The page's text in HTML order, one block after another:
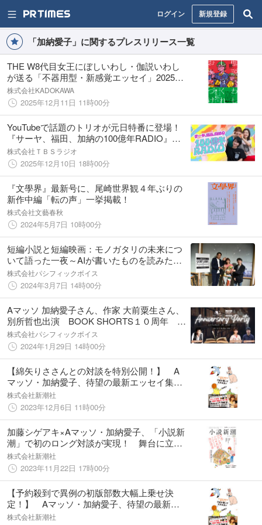
ログイン 新規登録
「加納愛子」に関するプレスリリース一覧
THE W8代目女王にぼしいわし・伽説いわし
が送る「不器用型・新感覚エッセイ」2025年
12月11日（木）発売！ 朝井リョウさん推薦！
株式会社KADOKAWA
2025年12月11日 11時00分
YouTubeで話題のトリオが元日特番に登場！
『サーヤ、福田、加納の100億年RADIO』
2026年1月1日（木）19:00より放送決定！
株式会社ＴＢＳラジオ
2025年12月10日 18時00分
『文學界』最新号に、尾崎世界観４年ぶりの
新作中編「転の声」一挙掲載！
株式会社文藝春秋
2024年5月7日 10時00分
短編小説と短編映画：モノガタリの未来につ
いて語った一夜～AIが書いたものを読みたい
か～別所哲也、大前粟生（作家）、加納愛子
（Aマッソ）がトーク
株式会社パシフィックボイス
2024年3月7日 14時00分
Aマッソ 加納愛子さん、作家 大前粟生さん、
別所哲也出演 BOOK SHORTS１０周年 ×
ブリリアショートショートシアター オンライ
ン６周年記念 アニバーサリーパーティー開
催 ＜2月22日＞
株式会社パシフィックボイス
2024年1月29日 14時00分
【綿矢りささんとの対談を特別公開！】 A
マッソ・加納愛子、待望の最新エッセイ集
『行儀は悪いが天気は良い』が話題沸騰！
株式会社新潮社
2023年12月6日 11時00分
加藤シゲアキ×Aマッソ・加納愛子、「小説新
潮」で初のロング対談が実現！ 舞台に立つ
二人が語る創作論、そして意外な共通点と
は？
株式会社新潮社
2023年11月22日 17時00分
【予約殺到で異例の初版部数大幅上乗せ決
定！】 Aマッソ・加納愛子、待望の最新作
『行儀は悪いが天気は良い』11/16本日発売！
株式会社新潮社